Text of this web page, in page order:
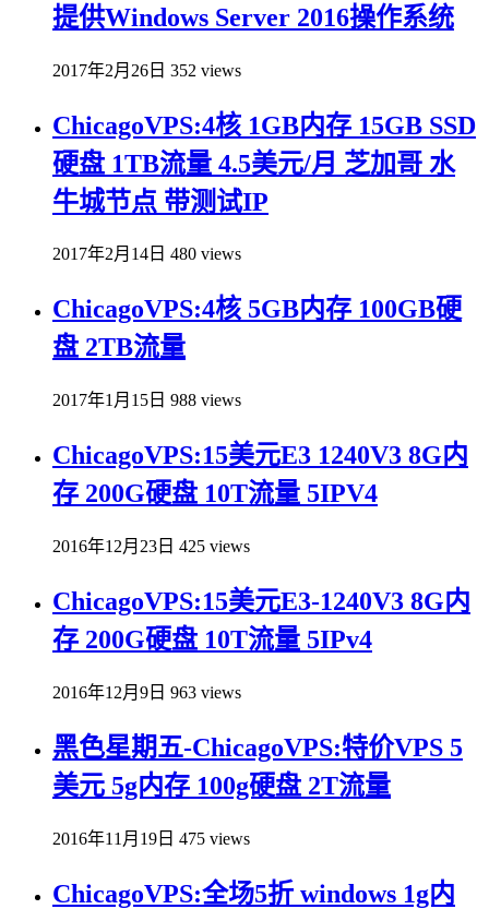
提供Windows Server 2016操作系统
2017年2月26日 352 views
ChicagoVPS:4核 1GB内存 15GB SSD
硬盘 1TB流量 4.5美元/月 芝加哥 水
牛城节点 带测试IP
2017年2月14日 480 views
ChicagoVPS:4核 5GB内存 100GB硬
盘 2TB流量
2017年1月15日 988 views
ChicagoVPS:15美元E3 1240V3 8G内
存 200G硬盘 10T流量 5IPV4
2016年12月23日 425 views
ChicagoVPS:15美元E3-1240V3 8G内
存 200G硬盘 10T流量 5IPv4
2016年12月9日 963 views
黑色星期五-ChicagoVPS:特价VPS 5
美元 5g内存 100g硬盘 2T流量
2016年11月19日 475 views
ChicagoVPS:全场5折 windows 1g内